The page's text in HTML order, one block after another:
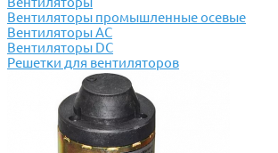
Вентиляторы промышленные осевые
Вентиляторы АС
Вентиляторы DC
Решетки для вентиляторов